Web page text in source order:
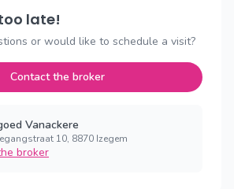
late!
or would like to schedule a visit?
Contact the broker
Vanackere
10, 8870 Izegem
broker